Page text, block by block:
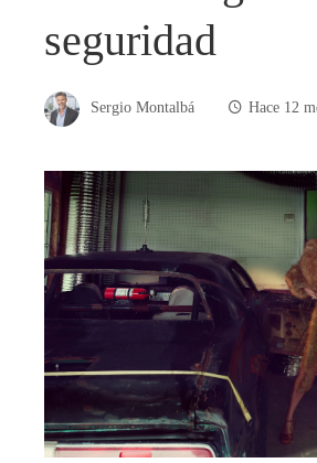
seguridad
Sergio Montalbá Hace 12